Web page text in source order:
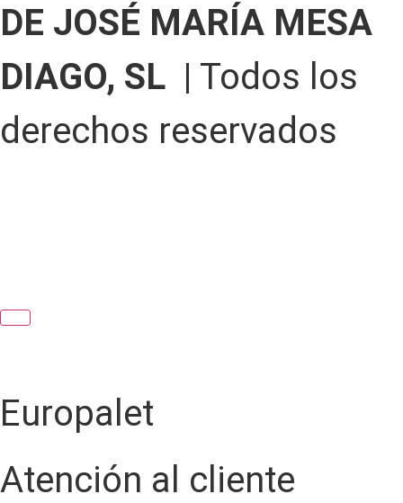
DE JOSÉ MARÍA MESA
DIAGO, SL | Todos los
derechos reservados
Europalet
Atención al cliente